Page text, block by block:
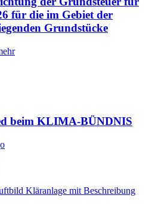
für die im Gebiet der
Grundstücke
beim KLIMA-BÜNDNIS